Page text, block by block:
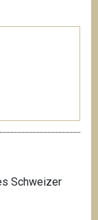
Schweizer